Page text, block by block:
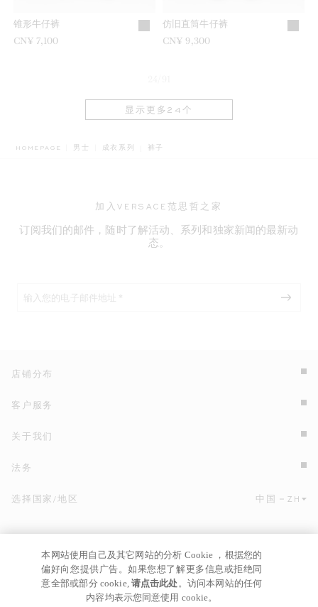
锥形牛仔裤
CN¥ 7,100
仿旧直筒牛仔裤
CN¥ 9,300
显示更多24个
HOMEPAGE 男士 成衣系列 BREADCRUMB.ADA.LABEL.CURRENT
裤子
加入VERSACE范思哲之家
订阅我们的邮件，随时了解活动、系列和独家新闻的最新动
态。
店铺分布
客户服务
关于我们
法务
点击此处选择国家/地区和语言。
选择国家/地区 中国 ZH
本网站使用自己及其它网站的分析 Cookie ，根据您的
偏好向您提供广告。如果您想了解更多信息或拒绝同
意全部或部分 cookie,请点击此处。访问本网站的任何
内容均表示您同意使用 cookie。